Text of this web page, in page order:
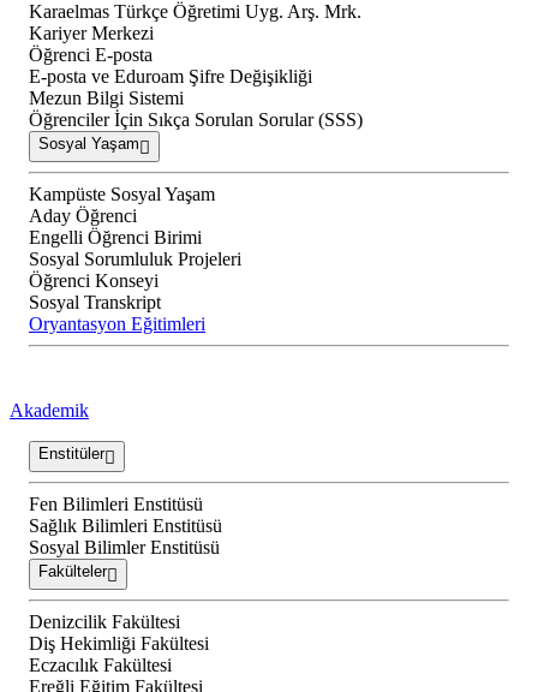
Karaelmas Türkçe Öğretimi Uyg. Arş. Mrk.
Kariyer Merkezi
Öğrenci E-posta
E-posta ve Eduroam Şifre Değişikliği
Mezun Bilgi Sistemi
Öğrenciler İçin Sıkça Sorulan Sorular (SSS)
Sosyal Yaşam
Kampüste Sosyal Yaşam
Aday Öğrenci
Engelli Öğrenci Birimi
Sosyal Sorumluluk Projeleri
Öğrenci Konseyi
Sosyal Transkript
Oryantasyon Eğitimleri
Akademik
Enstitüler
Fen Bilimleri Enstitüsü
Sağlık Bilimleri Enstitüsü
Sosyal Bilimler Enstitüsü
Fakülteler
Denizcilik Fakültesi
Diş Hekimliği Fakültesi
Eczacılık Fakültesi
Ereğli Eğitim Fakültesi